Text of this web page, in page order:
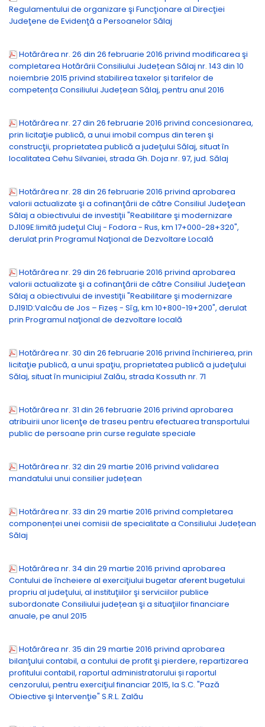
Regulamentului de organizare şi Funcţionare al Direcţiei
Judeţene de Evidenţă a Persoanelor Sălaj
Hotărârea nr. 26 din 26 februarie 2016 privind modificarea şi
completarea Hotărârii Consiliului Județean Sălaj nr. 143 din 10
noiembrie 2015 privind stabilirea taxelor și tarifelor de
competența Consiliului Județean Sălaj, pentru anul 2016
Hotărârea nr. 27 din 26 februarie 2016 privind concesionarea,
prin licitaţie publică, a unui imobil compus din teren şi
construcţii, proprietatea publică a judeţului Sălaj, situat în
localitatea Cehu Silvaniei, strada Gh. Doja nr. 97, jud. Sălaj
Hotărârea nr. 28 din 26 februarie 2016 privind aprobarea
valorii actualizate şi a cofinanţării de către Consiliul Judeţean
Sălaj a obiectivului de investiţii "Reabilitare şi modernizare
DJ109E:limită judeţul Cluj - Fodora - Rus, km 17+000-28+320",
derulat prin Programul Naţional de Dezvoltare Locală
Hotărârea nr. 29 din 26 februarie 2016 privind aprobarea
valorii actualizate şi a cofinanţării de către Consiliul Judeţean
Sălaj a obiectivului de investiţii "Reabilitare şi modernizare
DJ191D:Valcău de Jos – Fizeș - Sîg, km 10+800-19+200", derulat
prin Programul naţional de dezvoltare locală
Hotărârea nr. 30 din 26 februarie 2016 privind închirierea, prin
licitaţie publică, a unui spaţiu, proprietatea publică a judeţului
Sălaj, situat în municipiul Zalău, strada Kossuth nr. 71
Hotărârea nr. 31 din 26 februarie 2016 privind aprobarea
atribuirii unor licenţe de traseu pentru efectuarea transportului
public de persoane prin curse regulate speciale
Hotărârea nr. 32 din 29 martie 2016 privind validarea
mandatului unui consilier județean
Hotărârea nr. 33 din 29 martie 2016 privind completarea
componenței unei comisii de specialitate a Consiliului Județean
Sălaj
Hotărârea nr. 34 din 29 martie 2016 privind aprobarea
Contului de încheiere al exerciţiului bugetar aferent bugetului
propriu al judeţului, al instituţiilor şi serviciilor publice
subordonate Consiliului județean şi a situaţiilor financiare
anuale, pe anul 2015
Hotărârea nr. 35 din 29 martie 2016 privind aprobarea
bilanţului contabil, a contului de profit şi pierdere, repartizarea
profitului contabil, raportul administratorului și raportul
cenzorului, pentru exerciţiul financiar 2015, la S.C. "Pază
Obiective şi Intervenţie" S.R.L. Zalău